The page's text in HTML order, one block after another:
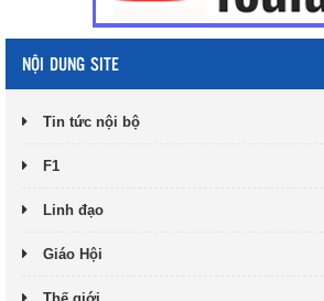
NỘI DUNG SITE
Tin tức nội bộ
F1
Linh đạo
Giáo Hội